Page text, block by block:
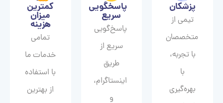
پزشکان
تیمی از
متخصصان
با تجربه،
با
بهره‌گیری
پاسخگویی
سریع
پاسخ‌گویی
سریع از
طریق
اینستاگرام،
و
کمترین
میزان
هزینه
تمامی
خدمات ما
با استفاده
از بهترین